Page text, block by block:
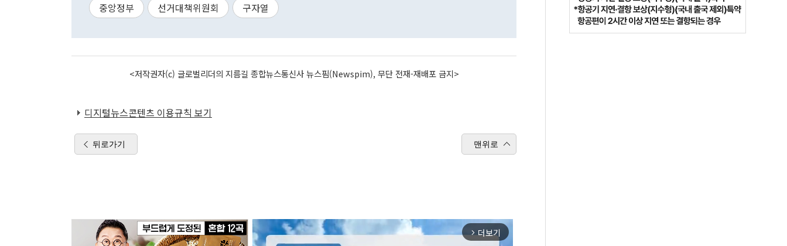
중앙정부
선거대책위원회 구자열
<저작권자(c) 글로벌리더의 지름길 종합뉴스통신사 뉴스핌(Newspim), 무단 전재-재배포 금지>
디지털뉴스콘텐츠 이용규칙 보기
뒤로가기 맨위로
arrow_forward_ios 더보기